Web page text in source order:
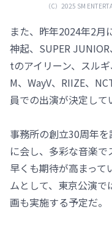
（C）2025 SM
また、昨年2024年2月
神起、SUPER
tのアイリーン、スル
M、WayV、RIIZE、
員での出演が決定して
事務所の創立30周年
に会し、多彩な音楽
早くも期待が高まって
ムとして、東京公演
画も実施する予定だ。